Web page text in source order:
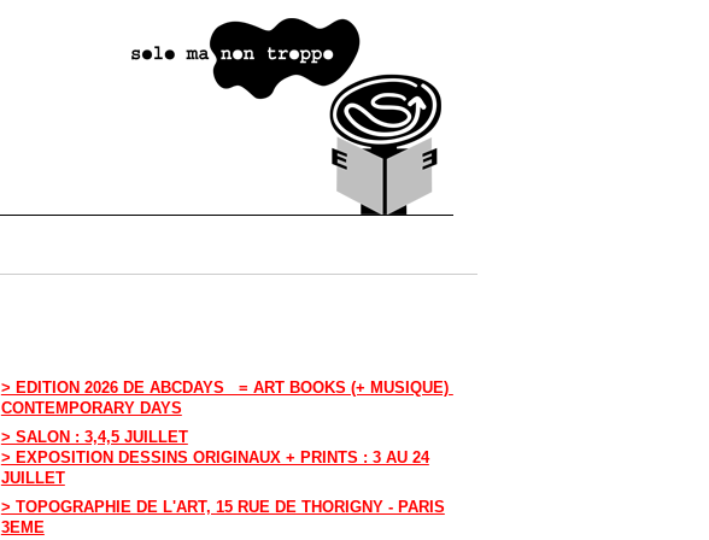
> EDITION 2026 DE ABCDAYS = ART BOOKS (+ MUSIQUE)
CONTEMPORARY DAYS
> SALON : 3,4,5 JUILLET
> EXPOSITION DESSINS ORIGINAUX + PRINTS : 3 AU 24
JUILLET
> TOPOGRAPHIE DE L'ART, 15 RUE DE THORIGNY - PARIS
3EME